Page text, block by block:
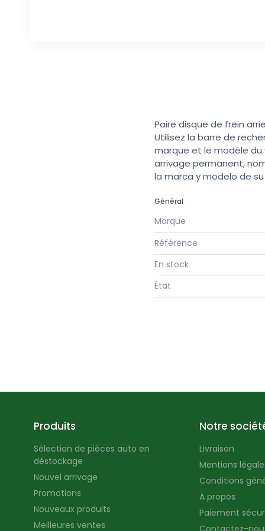
Paire disque de frein
Utilisez la barre de
marque et le modèle du
arrivage permanent,
la marca y modelo de
Général
Marque
Référence
En stock
État
Produits
Sélection de pièces auto en
déstockage
Nouvel arrivage
Promotions
Nouveaux produits
Meilleures ventes
Notre
Livraison
Mentions
Conditions
A propos
Paiement
Contactez-